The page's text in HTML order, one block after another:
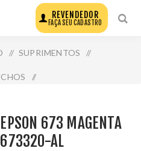
REVENDEDOR
FAÇA SEU CADASTRO
/ SUPRIMENTOS /
/
673 MAGENTA
AL